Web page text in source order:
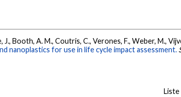
J., Booth, A. M., Coutris, C., Verones, F., Weber, M.,
nanoplastics for use in life cycle impact assessment.